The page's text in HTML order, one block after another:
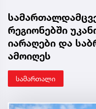
რეგიონებში
იარაღები და
ამოიღეს
სამართალი